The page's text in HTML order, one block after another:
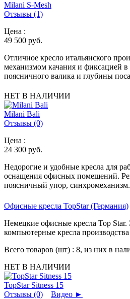
Milani S-Mesh
Отзывы (1)
Цена :
49 500 руб.
Отличное кресло итальянского
механизмом качания и фиксацией в
поясничного валика и глубины
НЕТ В НАЛИЧИИ
Milani Bali
Отзывы (0)
Цена :
24 300 руб.
Недорогие и удобные кресла для
оснащения офисных помещений.
поясничный упор, синхромеханизм.
Офисные кресла TopStar (Германия)
Немецкие офисные кресла Top
компьютерные кресла
Всего товаров (шт) : 8, из них в
НЕТ В НАЛИЧИИ
TopStar Sitness 15
Отзывы (0)
Видео ►